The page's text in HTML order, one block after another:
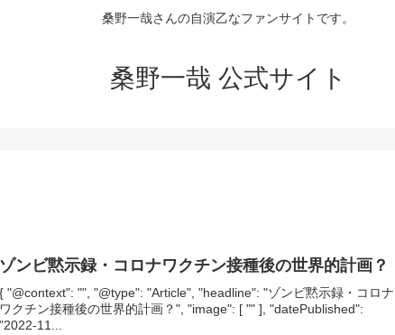
桑野一哉さんの自演乙なファンサイトです。
桑野一哉 公式サイト
ゾンビ黙示録・コロナワクチン接種後の世界的計画？
{ "@context": "", "@type": "Article", "headline": "ゾンビ黙示録・コロナ
ワクチン接種後の世界的計画？", "image": [ "" ], "datePublished":
"2022-11...